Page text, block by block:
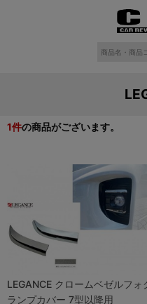
1件の商品がございます。
LEGANCE クロームベゼルフォ
ランプカバー 7型以降用